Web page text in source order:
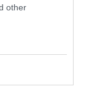
other
να τα